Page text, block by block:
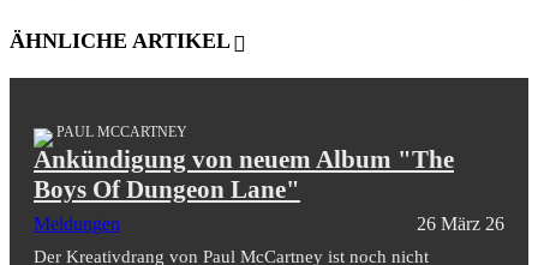
ÄHNLICHE ARTIKEL
PAUL MCCARTNEY
Ankündigung von neuem Album "The
Boys Of Dungeon Lane"
Meldungen 26 März 26
Der Kreativdrang von Paul McCartney ist noch nicht